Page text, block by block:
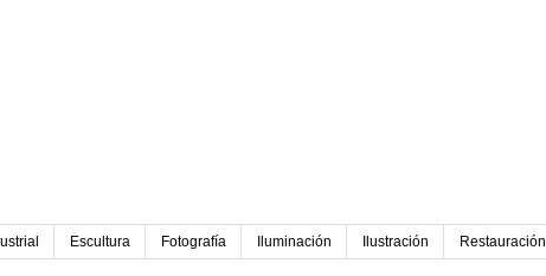
Escultura Fotografía Iluminación Ilustración Restauración